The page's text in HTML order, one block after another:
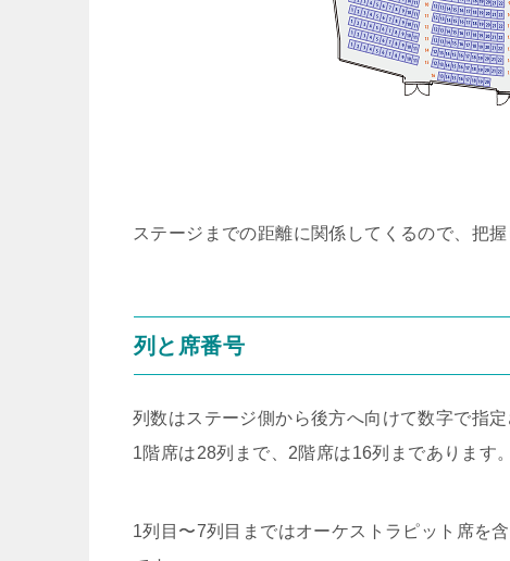
ステージまでの距離に関係してくるので、把
列と席番号
列数はステージ側から後方へ向けて数字で指定
1階席は28列まで、2階席は16列まであります。
1列目〜7列目まではオーケストラピット席を